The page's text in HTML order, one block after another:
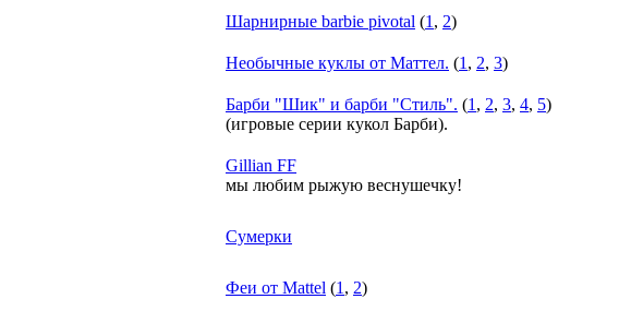
Шарнирные barbie pivotal (1 , 2)
Необычные куклы от Маттел. (1 , 2, 3)
Барби "Шик" и барби "Стиль". (1 , 2, 3, 4, 5)
(игровые серии кукол Барби).
Gillian FF
мы любим рыжую веснушечку!
Сумерки
Феи от Mattel (1 , 2)